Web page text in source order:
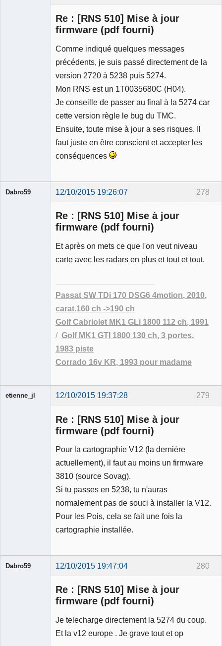
Re : [RNS 510] Mise à jour
firmware (pdf fourni)
Comme indiqué quelques messages
précédents, je suis passé directement de la
version 2720 à 5238 puis 5274.
Mon RNS est un 1T0035680C (H04).
Je conseille de passer au final à la 5274 car
cette version règle le bug du TMC.
Ensuite, toute mise à jour a ses risques. Il
faut juste en être conscient et accepter les
conséquences
278
Dabro59 12/10/2015 19:26:07
Re : [RNS 510] Mise à jour
firmware (pdf fourni)
Et après on mets ce que l'on veut niveau
carte avec les radars en plus et tout et tout.
Passat SW TDi 170 DSG6 4motion, 2010,
carat.160 ch ->190 ch
Golf Cabriolet MK1 GLi 1800 112 ch, 1991
/ Golf MK1 GTI 1800 130 ch, 3 portes,
1983 piste
Corrado 16v KR, 1993 pour madame
279
etienne_jl 12/10/2015 19:37:28
Re : [RNS 510] Mise à jour
firmware (pdf fourni)
Pour la cartographie V12 (la dernière
actuellement), il faut au moins un firmware
3810 (source Sovag).
Si tu passes en 5238, tu n'auras
normalement pas de souci à installer la V12.
Pour les Pois, cela se fait une fois la
cartographie installée.
280
Dabro59 12/10/2015 19:47:04
Re : [RNS 510] Mise à jour
firmware (pdf fourni)
Je telecharge directement la 5274 du coup.
Et la v12 europe . Je grave tout et op